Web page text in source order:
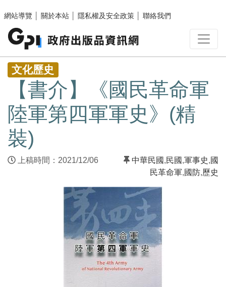
網站導覽
關於本站 隱私權及安全政策 聯絡我們
:::
文化歷史
【書介】《國民革命軍
陸軍第四軍軍史》(精
裝)
上稿時間：2021/12/06 中華民國 ,民國 ,軍事史,國
民革命軍,國防,歷史